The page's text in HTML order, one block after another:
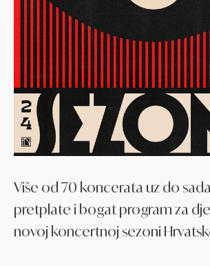
Više od 70 koncerata uz do
pretplate i bogat program za
novoj koncertnoj sezoni